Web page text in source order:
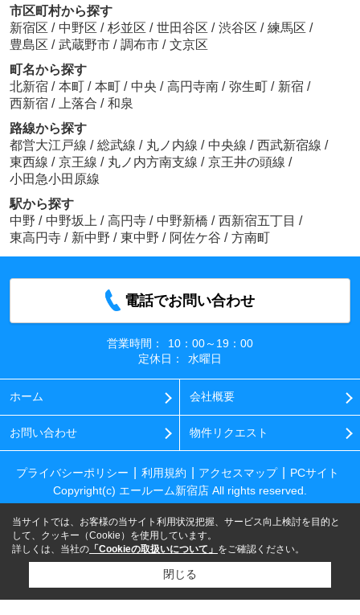
市区町村から探す
新宿区 / 中野区 / 杉並区 / 世田谷区 / 渋谷区 / 練馬区 /
豊島区 / 武蔵野市 / 調布市 / 文京区
町名から探す
北新宿 / 本町 / 本町 / 中央 / 高円寺南 / 弥生町 / 新宿 /
西新宿 / 上落合 / 和泉
路線から探す
都営大江戸線 / 総武線 / 丸ノ内線 / 中央線 / 西武新宿線 /
東西線 / 京王線 / 丸ノ内方南支線 / 京王井の頭線 /
小田急小田原線
駅から探す
中野 / 中野坂上 / 高円寺 / 中野新橋 / 西新宿五丁目 /
東高円寺 / 新中野 / 東中野 / 阿佐ケ谷 / 方南町
電話でお問い合わせ
営業時間：
10：00～19：00
定休日：
水曜日
ホーム 会社概要
お問い合わせ 物件リクエスト
プライバシーポリシー 利用規約 アクセスマップ
PCサイト
Copyright(c) エールーム新宿店 All rights reserved.
当サイトでは、お客様の当サイト利用状況把握、サービス向上検討を目的と
して、クッキー（Cookie）を使用しています。
詳しくは、当社の 「Cookieの取扱いについて」 をご確認ください。
閉じる